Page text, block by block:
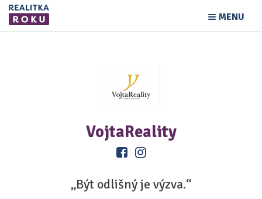
MENU
VojtaReality
„Být odlišný je výzva.“